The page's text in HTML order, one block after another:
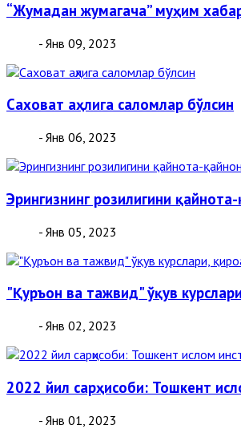
“Жумадан жумагача” муҳим
- Янв 09, 2023
Саховат аҳлига саломлар бўлсин
- Янв 06, 2023
Эрингизнинг розилигини
- Янв 05, 2023
"Қуръон ва тажвид" ўқув
- Янв 02, 2023
2022 йил сарҳисоби: Тошкент
- Янв 01, 2023